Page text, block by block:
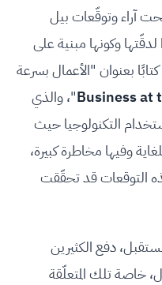
آراء وتوقّعات بيل
وكونها مبنية على
ففي عام 1999 ألّف كتابًا بعنوان "الأعمال بسرعة
Business at"، والذي
استخدام التكنولوجيا حيث
وفيها مخاطرة كبيرة،
التوقعات قد تحقّقت
دفع الكثيرين
خاصة تلك المتعلّقة